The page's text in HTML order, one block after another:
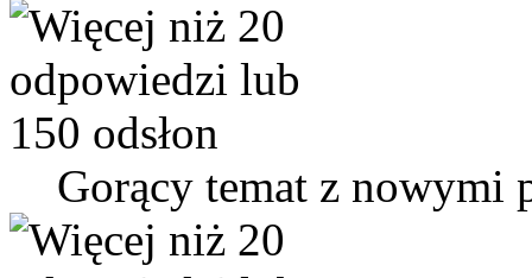
Gorący temat z nowymi